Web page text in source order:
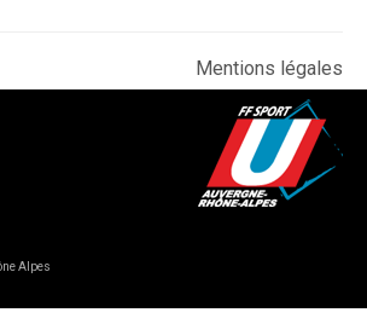
Mentions légales
Alpes